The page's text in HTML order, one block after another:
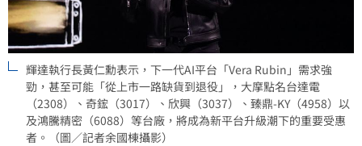
輝達執行長黃仁勳表示，下一代AI平台「Vera Rubin」需求強
勁，甚至可能「從上市一路缺貨到退役」，大摩點名台達電
（2308）、奇鋐（3017）、欣興（3037）、臻鼎-KY（4958）以
及鴻騰精密（6088）等台廠，將成為新平台升級潮下的重要受惠
者。（圖／記者余國棟攝影）